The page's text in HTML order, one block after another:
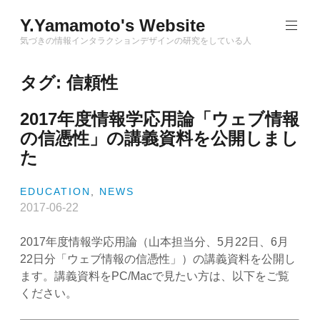
to
content
Y.Yamamoto's Website
気づきの情報インタラクションデザインの研究をしている人
タグ:信頼性
2017年度情報学応用論「ウェブ情報
の信憑性」の講義資料を公開しまし
た
EDUCATION NEWS
2017-06-22
2017年度情報学応用論（山本担当分、5月22日、6月
22日分「 ウェブ情報の信憑性 」）の講義資料を公開し
ます。講義資料をPC/Macで見たい方は、以下をご覧
ください。